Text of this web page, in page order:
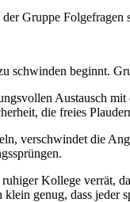
Gruppe
schwinden beginnt.
Austausch
die freies
verschwindet die
Kollege
genug, dass jeder